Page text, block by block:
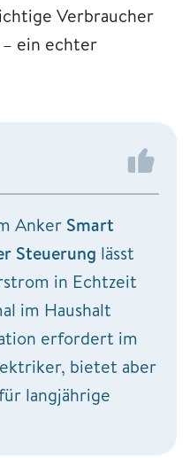
Verbraucher
ein echter
Anker Smart
Steuerung lässt
in Echtzeit
im Haushalt
erfordert im
bietet aber
langjährige